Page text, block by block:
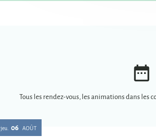
Tous les rendez-vous, les animations dans les
jeu. 06 AOÛT